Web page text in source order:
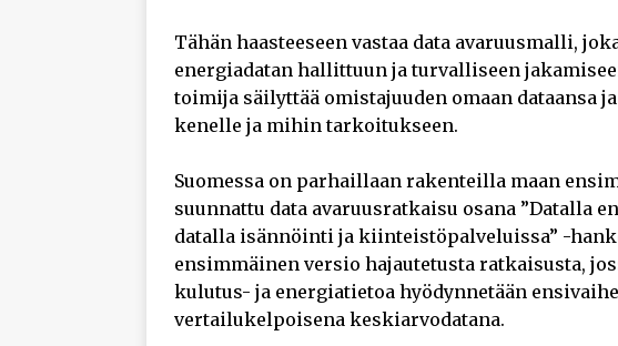
Tähän haasteeseen vastaa data avaruusmalli,
energiadatan hallittuun ja turvalliseen
toimija säilyttää omistajuuden omaan dataansa
kenelle ja mihin tarkoitukseen.
Suomessa on parhaillaan rakenteilla maan
suunnattu data avaruusratkaisu osana ”Datalla
datalla isännöinti ja kiinteistöpalveluissa” -
ensimmäinen versio hajautetusta ratkaisusta,
kulutus- ja energiatietoa hyödynnetään
vertailukelpoisena keskiarvodatana.